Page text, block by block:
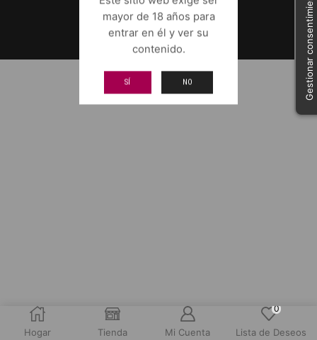
mayor de 18 años para
entrar en él y ver su
contenido.
SÍ NO
Hogar Tienda Mi Cuenta
0
Lista de Deseos
Gestionar consentimiento